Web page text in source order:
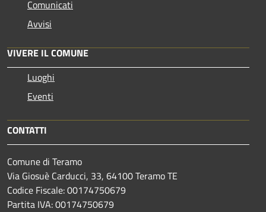
Comunicati
Avvisi
VIVERE IL COMUNE
Luoghi
Eventi
CONTATTI
Comune di Teramo
Via Giosuè Carducci, 33, 64100 Teramo TE
Codice Fiscale: 00174750679
Partita IVA: 00174750679